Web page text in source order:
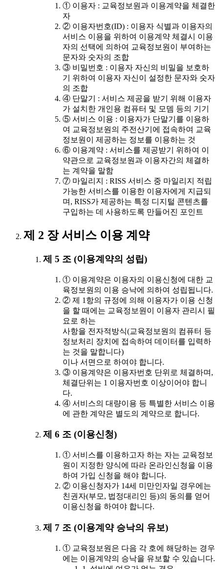
① 이용자 : 교육정보원과 이용계약을 체결한
자
② 이용자번호(ID) : 이용자 식별과 이용자의
서비스 이용을 위하여 이용계약 체결시 이용
자의 선택에 의하여 교육정보원이 부여하는
문자와 숫자의 조합
③ 비밀번호 : 이용자 자신의 비밀을 보호하
기 위하여 이용자 자신이 설정한 문자와 숫자
의 조합
④ 단말기 : 서비스 제공을 받기 위해 이용자
가 설치한 개인용 컴퓨터 및 모뎀 등의 기기
⑤ 서비스 이용 : 이용자가 단말기를 이용하
여 교육정보원의 주전산기에 접속하여 교육
정보원이 제공하는 정보를 이용하는 것
⑥ 이용계약 : 서비스를 제공받기 위하여 이
약관으로 교육정보원과 이용자간의 체결하
는 계약을 말함
⑦ 마일리지 : RISS 서비스 중 마일리지 적립
가능한 서비스를 이용한 이용자에게 지급되
며, RISS가 제공하는 특정 디지털 콘텐츠를
구입하는 데 사용하도록 만들어진 포인트
제 2 장 서비스 이용 계약
제 5 조 (이용계약의 성립)
① 이용계약은 이용자의 이용신청에 대한 교
육정보원의 이용 승낙에 의하여 성립됩니다.
② 제 1항의 규정에 의해 이용자가 이용 신청
을 할 때에는 교육정보원이 이용자 관리시 필
요로 하는
사항을 전자적방식(교육정보원의 컴퓨터 등
정보처리 장치에 접속하여 데이터를 입력하
는 것을 말합니다)
이나 서면으로 하여야 합니다.
③ 이용계약은 이용자번호 단위로 체결하며,
체결단위는 1 이용자번호 이상이어야 합니
다.
④ 서비스의 대량이용 등 특별한 서비스 이용
에 관한 계약은 별도의 계약으로 합니다.
제 6 조 (이용신청)
① 서비스를 이용하고자 하는 자는 교육정보
원이 지정한 양식에 따라 온라인신청을 이용
하여 가입 신청을 해야 합니다.
② 이용신청자가 14세 미만인자일 경우에는
친권자(부모, 법정대리인 등)의 동의를 얻어
이용신청을 하여야 합니다.
제 7 조 (이용계약 승낙의 유보)
① 교육정보원은 다음 각 호에 해당하는 경우
에는 이용계약의 승낙을 유보할 수 있습니다.